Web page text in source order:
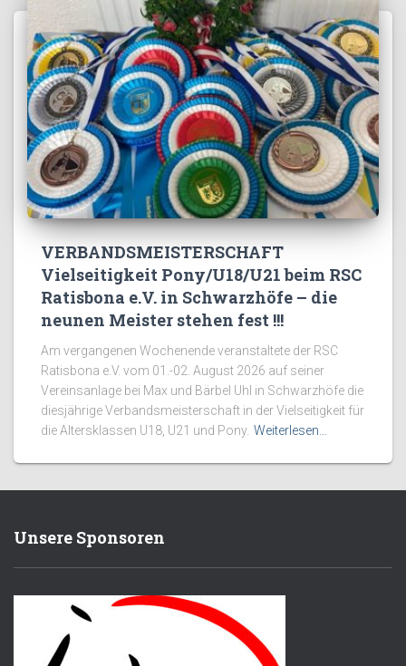
VERBANDSMEISTERSCHAFT
Vielseitigkeit Pony/U18/U21 beim RSC
Ratisbona e.V. in Schwarzhöfe – die
neunen Meister stehen fest !!!
Am vergangenen Wochenende veranstaltete der RSC
Ratisbona e.V. vom 01.-02. August 2026 auf seiner
Vereinsanlage bei Max und Bärbel Uhl in Schwarzhöfe die
diesjährige Verbandsmeisterschaft in der Vielseitigkeit für
die Altersklassen U18, U21 und Pony. Weiterlesen…
Unsere Sponsoren